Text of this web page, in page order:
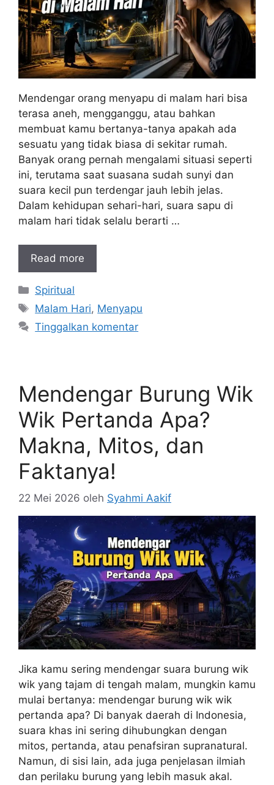
Mendengar orang menyapu di malam hari bisa
terasa aneh, mengganggu, atau bahkan
membuat kamu bertanya-tanya apakah ada
sesuatu yang tidak biasa di sekitar rumah.
Banyak orang pernah mengalami situasi seperti
ini, terutama saat suasana sudah sunyi dan
suara kecil pun terdengar jauh lebih jelas.
Dalam kehidupan sehari-hari, suara sapu di
malam hari tidak selalu berarti …
Read more
Kategori
Spiritual
Tag
Malam Hari, Menyapu
Tinggalkan komentar
Mendengar Burung Wik
Wik Pertanda Apa?
Makna, Mitos, dan
Faktanya!
22 Mei 2026 oleh Syahmi Aakif
Jika kamu sering mendengar suara burung wik
wik yang tajam di tengah malam, mungkin kamu
mulai bertanya: mendengar burung wik wik
pertanda apa? Di banyak daerah di Indonesia,
suara khas ini sering dihubungkan dengan
mitos, pertanda, atau penafsiran supranatural.
Namun, di sisi lain, ada juga penjelasan ilmiah
dan perilaku burung yang lebih masuk akal.